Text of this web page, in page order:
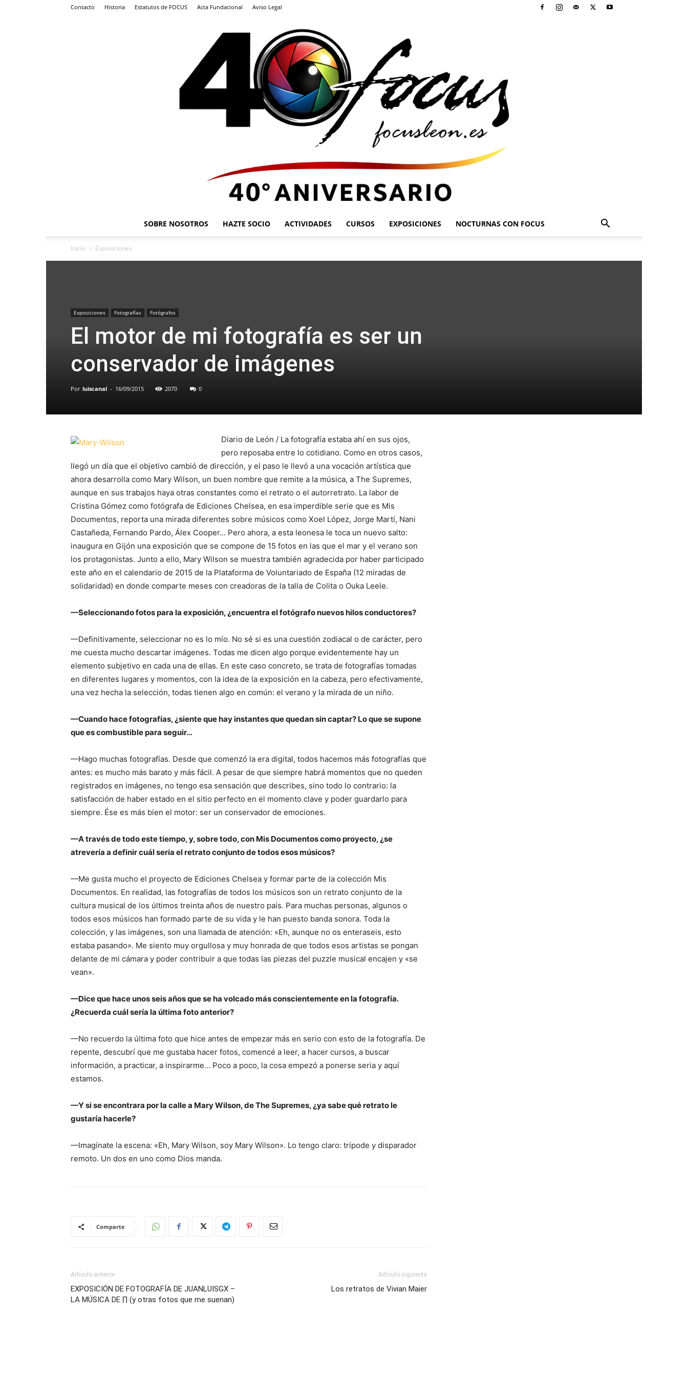
Contacto Historia Estatutos de FOCUS Acta Fundacional Aviso Legal
SOBRE NOSOTROS HAZTE SOCIO ACTIVIDADES CURSOS EXPOSICIONES NOCTURNAS CON FOCUS
Inicio Exposiciones
Exposiciones Fotografías Fotógrafos
El motor de mi fotografía es ser un
conservador de imágenes
Por luiscanal - 16/09/2015 2070 0
Diario de León / La fotografía estaba ahí en sus ojos,
pero reposaba entre lo cotidiano. Como en otros casos,
llegó un día que el objetivo cambió de dirección, y el paso le llevó a una vocación artística que
ahora desarrolla como Mary Wilson, un buen nombre que remite a la música, a The Supremes,
aunque en sus trabajos haya otras constantes como el retrato o el autorretrato. La labor de
Cristina Gómez como fotógrafa de Ediciones Chelsea, en esa imperdible serie que es Mis
Documentos, reporta una mirada diferentes sobre músicos como Xoel López, Jorge Martí, Nani
Castañeda, Fernando Pardo, Álex Cooper… Pero ahora, a esta leonesa le toca un nuevo salto:
inaugura en Gijón una exposición que se compone de 15 fotos en las que el mar y el verano son
los protagonistas. Junto a ello, Mary Wilson se muestra también agradecida por haber participado
este año en el calendario de 2015 de la Plataforma de Voluntariado de España (12 miradas de
solidaridad) en donde comparte meses con creadoras de la talla de Colita o Ouka Leele.
—Seleccionando fotos para la exposición, ¿encuentra el fotógrafo nuevos hilos conductores?
—Definitivamente, seleccionar no es lo mío. No sé si es una cuestión zodiacal o de carácter, pero
me cuesta mucho descartar imágenes. Todas me dicen algo porque evidentemente hay un
elemento subjetivo en cada una de ellas. En este caso concreto, se trata de fotografías tomadas
en diferentes lugares y momentos, con la idea de la exposición en la cabeza, pero efectivamente,
una vez hecha la selección, todas tienen algo en común: el verano y la mirada de un niño.
—Cuando hace fotografías, ¿siente que hay instantes que quedan sin captar? Lo que se supone
que es combustible para seguir…
—Hago muchas fotografías. Desde que comenzó la era digital, todos hacemos más fotografías que
antes: es mucho más barato y más fácil. A pesar de que siempre habrá momentos que no queden
registrados en imágenes, no tengo esa sensación que describes, sino todo lo contrario: la
satisfacción de haber estado en el sitio perfecto en el momento clave y poder guardarlo para
siempre. Ése es más bien el motor: ser un conservador de emociones.
—A través de todo este tiempo, y, sobre todo, con Mis Documentos como proyecto, ¿se
atrevería a definir cuál sería el retrato conjunto de todos esos músicos?
—Me gusta mucho el proyecto de Ediciones Chelsea y formar parte de la colección Mis
Documentos. En realidad, las fotografías de todos los músicos son un retrato conjunto de la
cultura musical de los últimos treinta años de nuestro país. Para muchas personas, algunos o
todos esos músicos han formado parte de su vida y le han puesto banda sonora. Toda la
colección, y las imágenes, son una llamada de atención: «Eh, aunque no os enteraseis, esto
estaba pasando». Me siento muy orgullosa y muy honrada de que todos esos artistas se pongan
delante de mi cámara y poder contribuir a que todas las piezas del puzzle musical encajen y «se
vean».
—Dice que hace unos seis años que se ha volcado más conscientemente en la fotografía.
¿Recuerda cuál sería la última foto anterior?
—No recuerdo la última foto que hice antes de empezar más en serio con esto de la fotografía. De
repente, descubrí que me gustaba hacer fotos, comencé a leer, a hacer cursos, a buscar
información, a practicar, a inspirarme… Poco a poco, la cosa empezó a ponerse seria y aquí
estamos.
—Y si se encontrara por la calle a Mary Wilson, de The Supremes, ¿ya sabe qué retrato le
gustaría hacerle?
—Imagínate la escena: «Eh, Mary Wilson, soy Mary Wilson». Lo tengo claro: trípode y disparador
remoto. Un dos en uno como Dios manda.
Comparte
Artículo anterior
EXPOSICIÓN DE FOTOGRAFÍA DE JUANLUISGX –
LA MÚSICA DE ∏ (y otras fotos que me suenan)
Artículo siguiente
Los retratos de Vivian Maier